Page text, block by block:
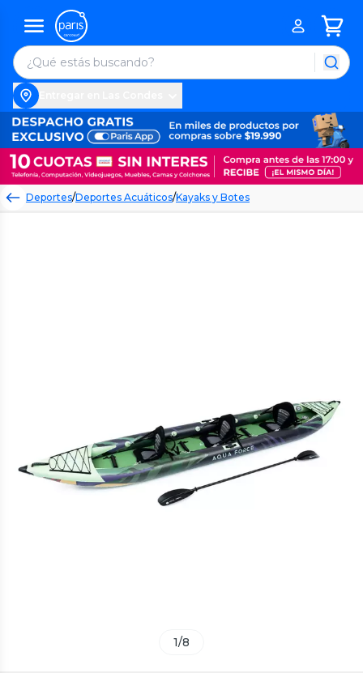
Deportes/Deportes Acuáticos/Kayaks y Botes
1/8